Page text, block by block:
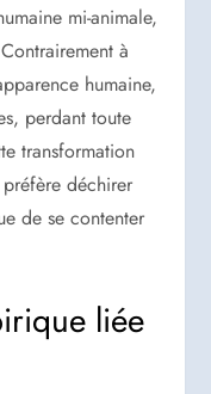
mi-animale,
à
humaine,
perdant toute
transformation
déchirer
de se contenter
liée